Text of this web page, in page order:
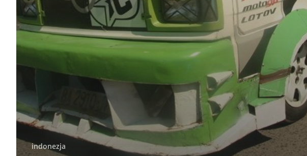
indonezja